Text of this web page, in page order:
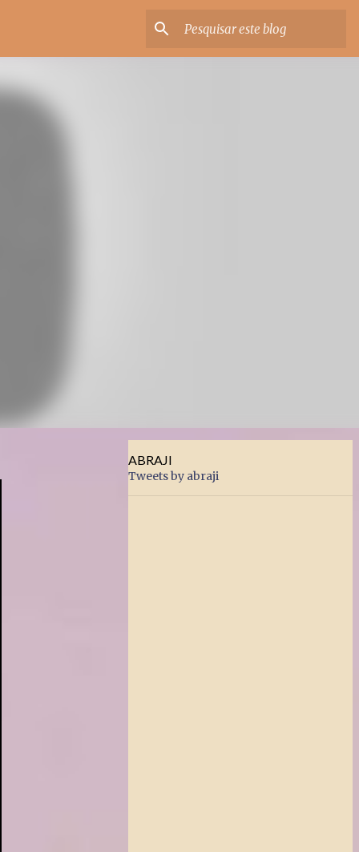
ABRAJI
Tweets by abraji